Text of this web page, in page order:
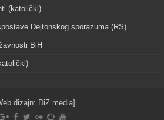
(katolički)
Dejtonskog sporazuma (RS)
BiH
dizajn: DiZ media]